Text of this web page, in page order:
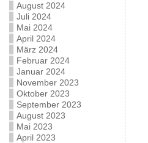
August 2024
Juli 2024
Mai 2024
April 2024
März 2024
Februar 2024
Januar 2024
November 2023
Oktober 2023
September 2023
August 2023
Mai 2023
April 2023